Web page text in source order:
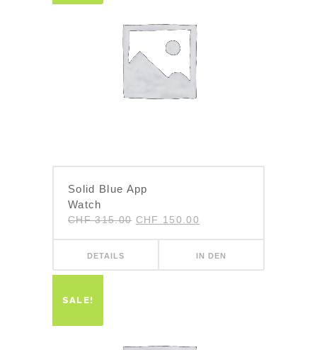
Solid Blue App
Watch
CHF315.00 CHF 150.00
DETAILS IN DEN
SALE!